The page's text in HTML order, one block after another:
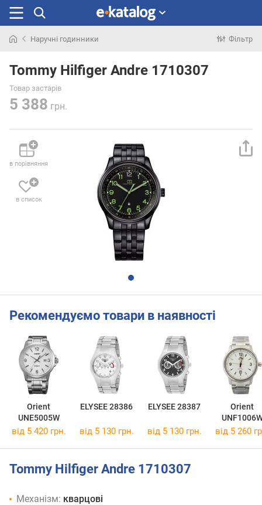
раніше
Наручні годинники Фільтр
Tommy Hilfiger Andre 1710307
Товар застарів
5 388 грн.
в порівняння
в список
Рекомендуємо товари в наявності
Orient
UNE5005W
ELYSEE 28386 ELYSEE 28387
Orient
від 5 420 грн. від 5 130 грн. від 5 130 грн. від 5 260
Tommy Hilfiger Andre 1710307
Механізм: кварцові